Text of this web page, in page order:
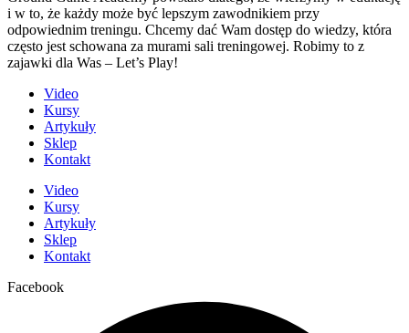
i w to, że każdy może być lepszym zawodnikiem przy
odpowiednim treningu. Chcemy dać Wam dostęp do wiedzy, która
często jest schowana za murami sali treningowej. Robimy to z
zajawki dla Was – Let’s Play!
Video
Kursy
Artykuły
Sklep
Kontakt
Video
Kursy
Artykuły
Sklep
Kontakt
Facebook